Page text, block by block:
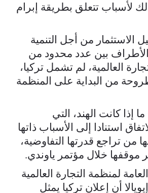
لأسباب تتعلق بطريقة إبرام
الاستثمار من أجل التنمية
الأطراف بين عدد محدود من
العالمية، لم تشمل تركيا،
من البداية ​على المنظمة
إذا كانت الهند، التي
استنادا إلى الأسباب ​ذاتها
من تراجع قدرتها التفاوضية،
موقفها خلال مؤتمر ياوندي.
لمنظمة التجارة العالمية
أن إعلان تركيا يمثل